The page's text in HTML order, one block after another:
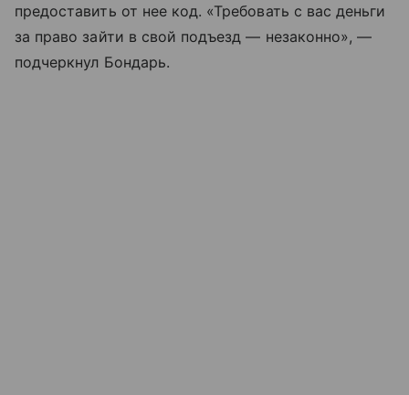
предоставить от нее код. «Требовать с вас деньги
за право зайти в свой подъезд — незаконно», —
подчеркнул Бондарь.